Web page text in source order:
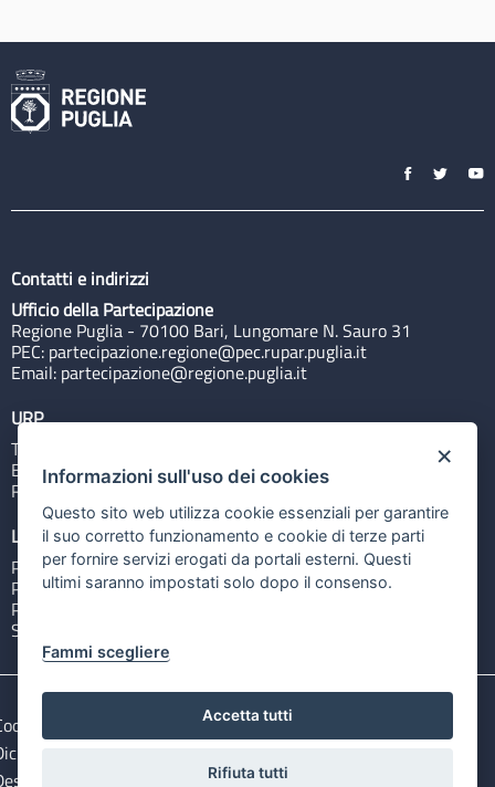
Contatti e indirizzi
Ufficio della Partecipazione
Regione Puglia - 70100 Bari, Lungomare N. Sauro 31
PEC: partecipazione.regione@pec.rupar.puglia.it
Email: partecipazione@regione.puglia.it
URP
Tel: 800713939
Email:quiregione@regione.puglia.it
Rubrica
Link utili
Portale Istituzionale
PO FESR Puglia 2014-2020
PSR Puglia 2014-2020
Sistema Puglia
e privacy
Note legali
di accessibilità
ficheros de datos abiertos
×
Informazioni sull'uso dei cookies
Questo sito web utilizza cookie essenziali per garantire
il suo corretto funzionamento e cookie di terze parti
per fornire servizi erogati da portali esterni. Questi
ultimi saranno impostati solo dopo il consenso.
Fammi scegliere
Accetta tutti
Rifiuta tutti